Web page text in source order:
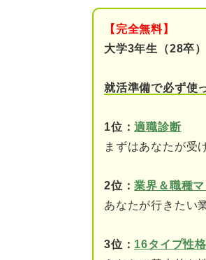
②
⑤
⑦
日立製
【完全無料】
大学3年生（28卒
就活準備で必ず使
1位：適職診断
まずはあなたが受
2位：業界＆職種
あなたが行きたい
3位： 16タイプ性